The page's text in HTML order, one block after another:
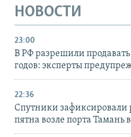
НОВОСТИ
23:00
В РФ разрешили
годов: эксперты
22:36
Спутники зафиксировали
пятна возле порта Тамань